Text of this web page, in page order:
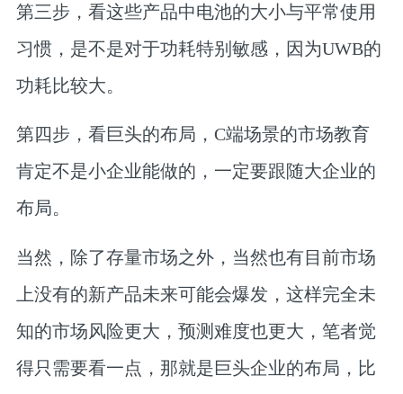
第三步，看这些产品中电池的大小与平常使用
习惯，是不是对于功耗特别敏感，因为UWB的
功耗比较大。
第四步，看巨头的布局，C端场景的市场教育
肯定不是小企业能做的，一定要跟随大企业的
布局。
当然，除了存量市场之外，当然也有目前市场
上没有的新产品未来可能会爆发，这样完全未
知的市场风险更大，预测难度也更大，笔者觉
得只需要看一点，那就是巨头企业的布局，比